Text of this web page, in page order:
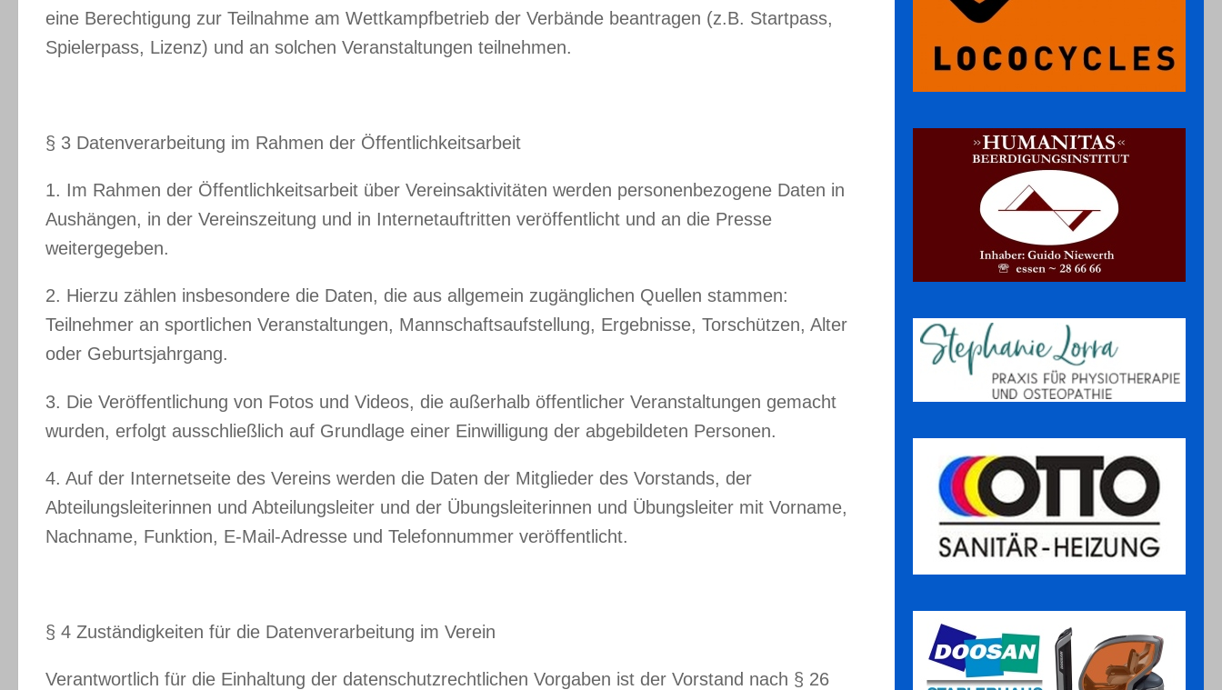
eine Berechtigung zur Teilnahme am Wettkampfbetrieb der Verbände beantragen (z.B. Startpass,
Spielerpass, Lizenz) und an solchen Veranstaltungen teilnehmen.
§ 3 Datenverarbeitung im Rahmen der Öffentlichkeitsarbeit
1. Im Rahmen der Öffentlichkeitsarbeit über Vereinsaktivitäten werden personenbezogene Daten in
Aushängen, in der Vereinszeitung und in Internetauftritten veröffentlicht und an die Presse
weitergegeben.
2. Hierzu zählen insbesondere die Daten, die aus allgemein zugänglichen Quellen stammen:
Teilnehmer an sportlichen Veranstaltungen, Mannschaftsaufstellung, Ergebnisse, Torschützen, Alter
oder Geburtsjahrgang.
3. Die Veröffentlichung von Fotos und Videos, die außerhalb öffentlicher Veranstaltungen gemacht
wurden, erfolgt ausschließlich auf Grundlage einer Einwilligung der abgebildeten Personen.
4. Auf der Internetseite des Vereins werden die Daten der Mitglieder des Vorstands, der
Abteilungsleiterinnen und Abteilungsleiter und der Übungsleiterinnen und Übungsleiter mit Vorname,
Nachname, Funktion, E-Mail-Adresse und Telefonnummer veröffentlicht.
§ 4 Zuständigkeiten für die Datenverarbeitung im Verein
Verantwortlich für die Einhaltung der datenschutzrechtlichen Vorgaben ist der Vorstand nach § 26